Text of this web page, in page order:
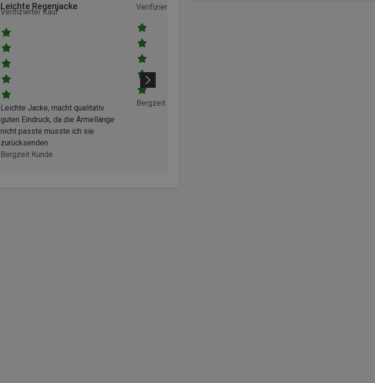
Bergzeit Kunde
Verifizierter Kauf
Leichte Regenjacke
Leichte Jacke, macht qualitativ
guten Eindruck, da die Ärmellänge
nicht passte musste ich sie
zurücksenden
Bergzeit Kunde
Verifizierter Kauf